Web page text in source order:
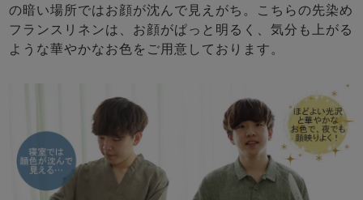
の暗い場所ではお顔が沈んで見えがち。こちらの先染め
フランスリネンは、お顔がぱっと明るく、気分も上がる
ような華やかなお色をご用意しております。